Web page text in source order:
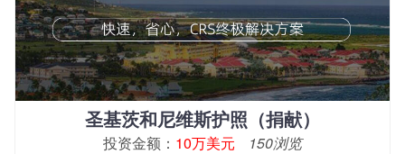
圣基茨和尼维斯护照（捐献）
投资金额： 10万美元 150浏览